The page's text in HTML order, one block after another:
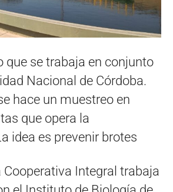
que se trabaja en conjunto
Nacional de Córdoba.
hace un muestreo en
que opera la
idea es prevenir brotes
Cooperativa Integral trabaja